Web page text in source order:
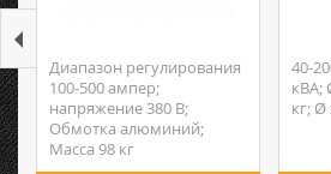
Диапазон регулирования
100-500 ампер;
напряжение 380 В;
Обмотка алюминий;
Масса 98 кг
40-
кВА;
кг; Ø